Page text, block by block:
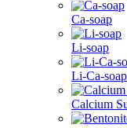
Ca-soap
Li-soap
Li-Ca-soap
Calcium